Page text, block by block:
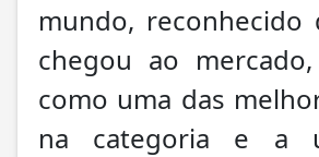
mundo, reconhecido
chegou ao
como uma das
na categoria e a